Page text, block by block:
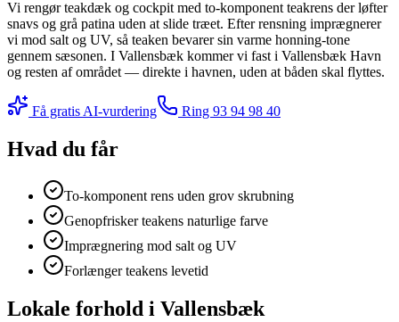
Vi rengør teakdæk og cockpit med to-komponent teakrens der løfter
snavs og grå patina uden at slide træet. Efter rensning imprægnerer
vi mod salt og UV, så teaken bevarer sin varme honning-tone
gennem sæsonen. I Vallensbæk kommer vi fast i Vallensbæk Havn
og resten af området — direkte i havnen, uden at båden skal flyttes.
Få gratis AI-vurdering Ring 93 94 98 40
Hvad du får
To-komponent rens uden grov skrubning
Genopfrisker teakens naturlige farve
Imprægnering mod salt og UV
Forlænger teakens levetid
Lokale forhold i Vallensbæk